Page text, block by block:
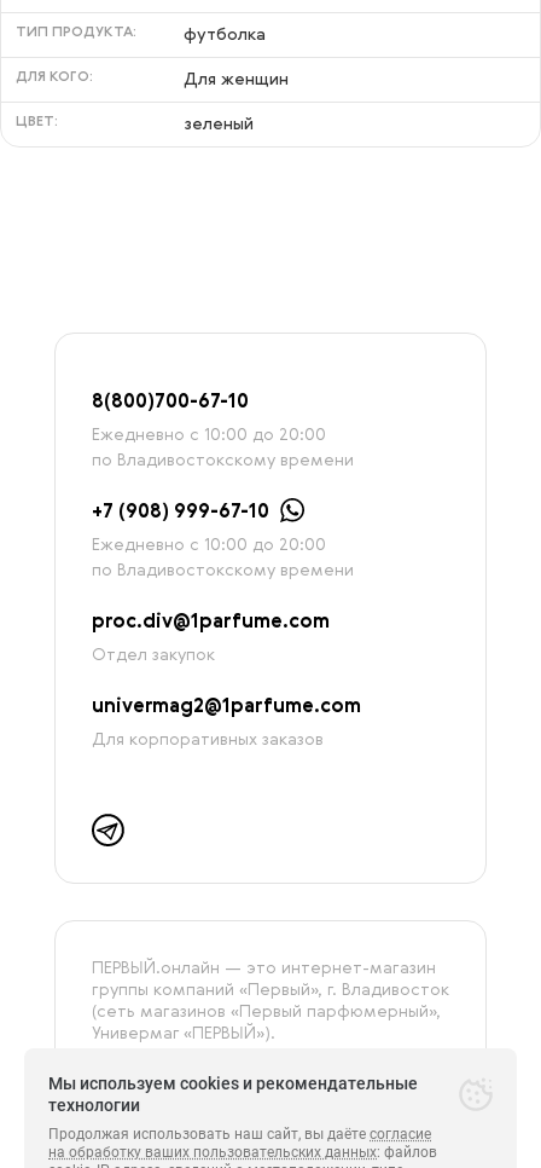
ТИП ПРОДУКТА: футболка
ДЛЯ КОГО: Для женщин
ЦВЕТ: зеленый
8(800)700-67-10
Ежедневно с 10:00 до 20:00
по Владивостокскому времени
+7 (908) 999-67-10
Ежедневно с 10:00 до 20:00
по Владивостокскому времени
proc.div@1parfume.com
Отдел закупок
univermag2@1parfume.com
Для корпоративных заказов
ПЕРВЫЙ.онлайн — это интернет-магазин
группы компаний «‎Первый», г. Владивосток
(сеть магазинов «Первый парфюмерный»,
Универмаг «ПЕРВЫЙ»).
оригинальная и сертифицированная
продукция.
Мы используем cookies и рекомендательные
технологии
Продолжая использовать наш сайт, вы даёте согласие
на обработку ваших пользовательских данных: файлов